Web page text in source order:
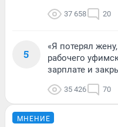
37 658 20
5
«Я потерял
рабочего
зарплате и
35 426 70
МНЕНИЕ